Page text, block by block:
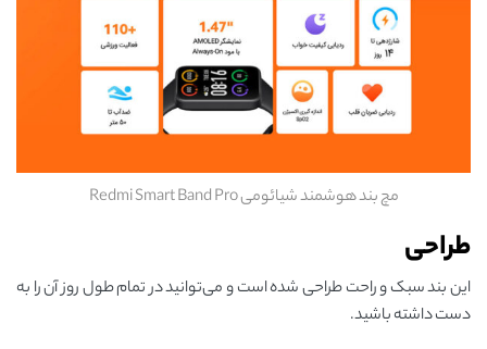
مچ بند هوشمند شیائومی Redmi Smart Band Pro
طراحی
این بند سبک و راحت طراحی شده است و می‌توانید در تمام طول روز آن را به
دست داشته باشید.